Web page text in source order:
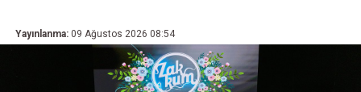
Yayınlanma: 09 Ağustos 2026 08:54